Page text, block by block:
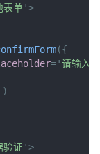
表单 '>
({
='请输入
)
验证 '>